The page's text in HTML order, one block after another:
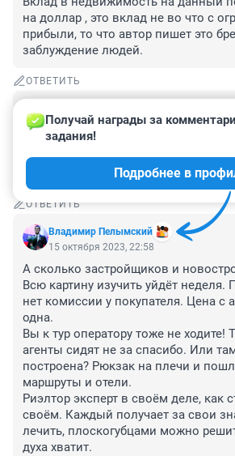
на доллар , это вклад не во что с
прибыли, то что автор пишет это
заблуждение людей.
ОТВЕТИТЬ
16 октября 2023, 03:47
Когда 25-этажные гетто- сараи не
помощь приходят "иксперты" с
нужно покупать именно сейчас
ОТВЕТИТЬ
Владимир Пелымский
Получай награды за
задания!
Подробнее в
15 октября 2023, 22:58
А сколько застройщиков и
Всю картину изучить уйдёт неделя.
нет комиссии у покупателя. Цена с
одна.
Вы к тур оператору тоже не ходите!
агенты сидят не за спасибо. Или
построена? Рюкзак на плечи и
маршруты и отели.
Риэлтор эксперт в своём деле, как
своём. Каждый получает за свои
лечить, плоскогубцами можно
духа хватит.